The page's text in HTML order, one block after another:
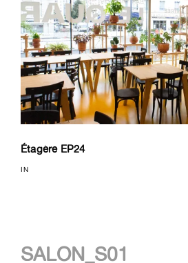
Étagère EP24
IN
Navigation
SALON_S01